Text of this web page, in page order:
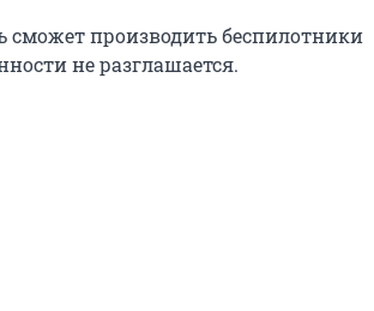
сможет производить беспилотники
не разглашается.